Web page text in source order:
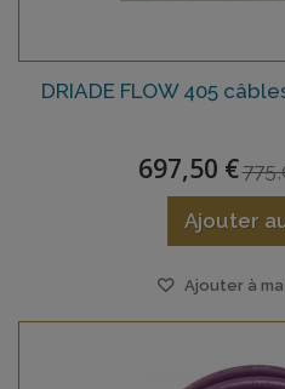
DRIADE FLOW 405
697,50 €
Ajouter
Ajouter à